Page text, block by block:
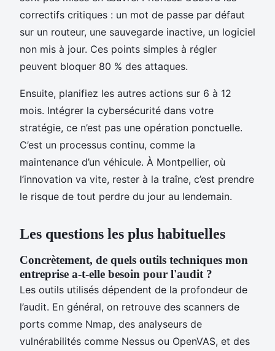
correctifs critiques : un mot de passe par défaut
sur un routeur, une sauvegarde inactive, un logiciel
non mis à jour. Ces points simples à régler
peuvent bloquer 80 % des attaques.
Ensuite, planifiez les autres actions sur 6 à 12
mois. Intégrer la cybersécurité dans votre
stratégie, ce n’est pas une opération ponctuelle.
C’est un processus continu, comme la
maintenance d’un véhicule. À Montpellier, où
l’innovation va vite, rester à la traîne, c’est prendre
le risque de tout perdre du jour au lendemain.
Les questions les plus habituelles
Concrètement, de quels outils techniques mon
entreprise a-t-elle besoin pour l'audit ?
Les outils utilisés dépendent de la profondeur de
l’audit. En général, on retrouve des scanners de
ports comme Nmap, des analyseurs de
vulnérabilités comme Nessus ou OpenVAS, et des